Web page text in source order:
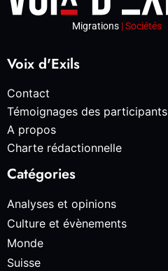
Migrations | Sociétés
Voix d'Exils
Contact
Témoignages des participants
A propos
Charte rédactionnelle
Catégories
Analyses et opinions
Culture et évènements
Monde
Suisse